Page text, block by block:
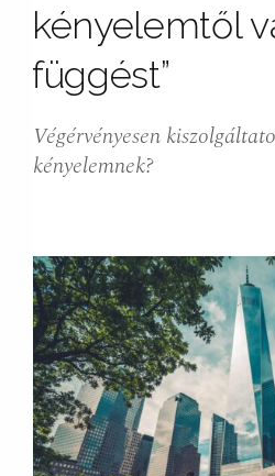
kényelemtől
függést”
Végérvényesen
kényelemnek?